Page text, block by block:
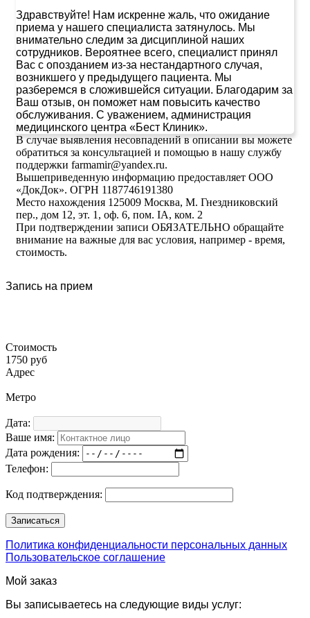
Здравствуйте! Нам искренне жаль, что ожидание
приема у нашего специалиста затянулось. Мы
внимательно следим за дисциплиной наших
сотрудников. Вероятнее всего, специалист принял
Вас с опозданием из-за нестандартного случая,
возникшего у предыдущего пациента. Мы
разберемся в сложившейся ситуации. Благодарим за
Ваш отзыв, он поможет нам повысить качество
обслуживания. С уважением, администрация
медицинского центра «Бест Клиник».
В случае выявления несовпадений в описании вы можете
обратиться за консультацией и помощью в нашу службу
поддержки farmamir@yandex.ru.
Вышеприведенную информацию предоставляет ООО
«ДокДок». ОГРН 1187746191380
Место нахождения 125009 Москва, М. Гнездниковский
пер., дом 12, эт. 1, оф. 6, пом. IA, ком. 2
При подтверждении записи ОБЯЗАТЕЛЬНО обращайте
внимание на важные для вас условия, например - время,
стоимость.
Запись на прием
Стоимость
1750 руб
Адрес
Метро
Дата:
Ваше имя:
Дата рождения:
Телефон:
Код подтверждения:
Политика конфиденциальности персональных данных
Пользовательское соглашение
Мой заказ
Вы записываетесь на следующие виды услуг: